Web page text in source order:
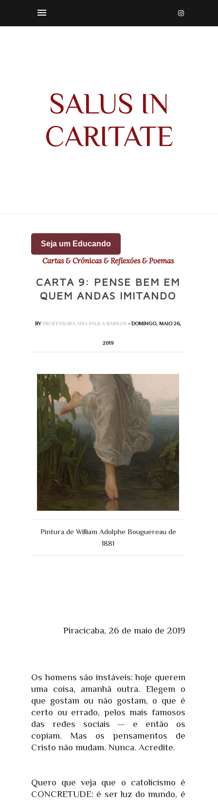
SALUS IN
CARITATE
Seja um Educando
Cartas & Crônicas & Reflexões & Poemas
CARTA 9: PENSE BEM EM
QUEM ANDAS IMITANDO
BYPROFESSORA ANA PAULA BARROS- DOMINGO, MAIO 26,
2019
Pintura de William Adolphe Bouguereau de
1881
Piracicaba, 26 de maio de 2019
Os homens são instáveis: hoje querem
uma coisa, amanhã outra. Elegem o
que gostam ou não gostam, o que é
certo ou errado, pelos mais famosos
das redes sociais — e então os
copiam. Mas os pensamentos de
Cristo não mudam. Nunca. Acredite.
Quero que veja que o catolicismo é
CONCRETUDE: é ser luz do mundo, é